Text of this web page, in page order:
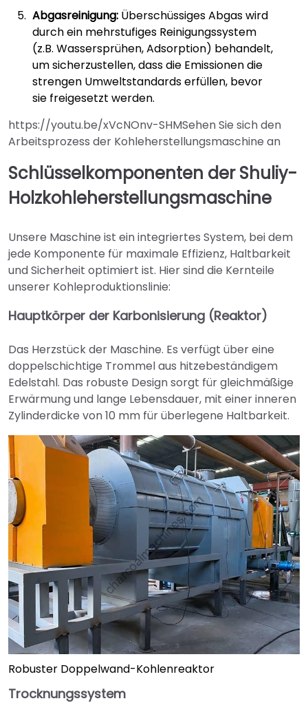
Abgasreinigung: Überschüssiges Abgas wird
durch ein mehrstufiges Reinigungssystem
(z.B. Wassersprühen, Adsorption) behandelt,
um sicherzustellen, dass die Emissionen die
strengen Umweltstandards erfüllen, bevor
sie freigesetzt werden.
https://youtu.be/xVcNOnv-SHMSehen Sie sich den
Arbeitsprozess der Kohleherstellungsmaschine an
Schlüsselkomponenten der Shuliy-
Holzkohleherstellungsmaschine
Unsere Maschine ist ein integriertes System, bei dem
jede Komponente für maximale Effizienz, Haltbarkeit
und Sicherheit optimiert ist. Hier sind die Kernteile
unserer Kohleproduktionslinie:
Hauptkörper der Karbonisierung (Reaktor)
Das Herzstück der Maschine. Es verfügt über eine
doppelschichtige Trommel aus hitzebeständigem
Edelstahl. Das robuste Design sorgt für gleichmäßige
Erwärmung und lange Lebensdauer, mit einer inneren
Zylinderdicke von 10 mm für überlegene Haltbarkeit.
Robuster Doppelwand-Kohlenreaktor
Trocknungssystem